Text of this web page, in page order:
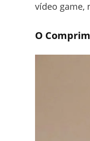
vídeo game,
O